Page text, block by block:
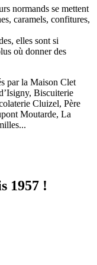
normands se mettent
caramels, confitures,
elles sont si
où donner des
par la Maison Clet
Biscuiterie
Cluizel, Père
Moutarde, La
1957 !